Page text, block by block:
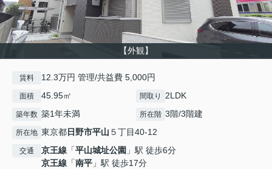
【外観】
賃料 12.3万円 管理/共益費 5,000円
面積 45.95㎡ 間取り 2LDK
築年数 築1年未満 所在階 3階/3階建
所在地 東京都日野市平山 ５丁目40-12
交通 京王線 「平山城址公園 」駅 徒歩6分
京王線 「南平 」駅 徒歩17分